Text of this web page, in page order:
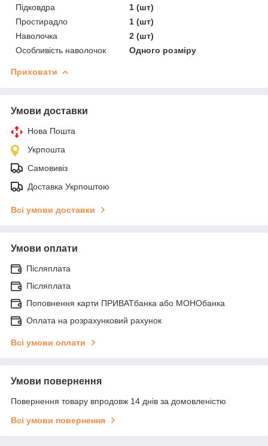
Підковдра
1 (шт)
Простирадло
1 (шт)
Наволочка
2 (шт)
Особливість наволочок
Одного розміру
Приховати
Умови доставки
Нова Пошта
Укрпошта
Самовивіз
Доставка Укрпоштою
Всі умови доставки
Умови оплати
Післяплата
Післяплата
Поповнення карти ПРИВАТбанка або МОНОбанка
Оплата на розрахунковий рахунок
Всі умови оплати
Умови повернення
Повернення товару впродовж 14 днів за домовленістю
Всі умови повернення